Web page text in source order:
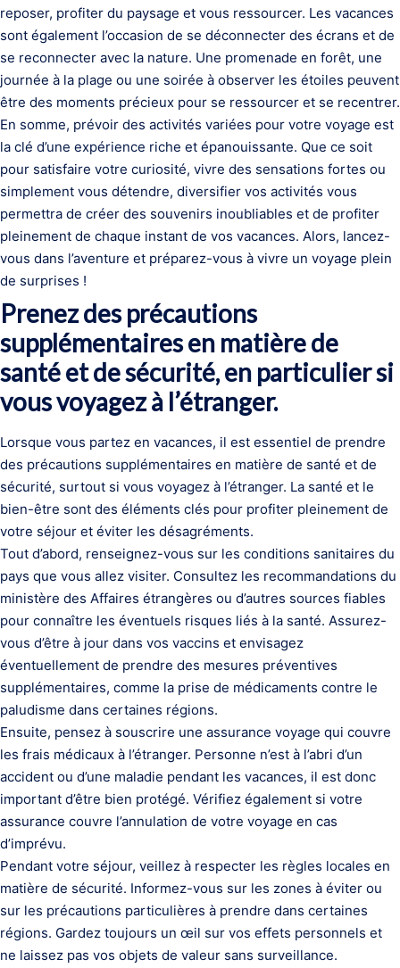
reposer, profiter du paysage et vous ressourcer. Les vacances
sont également l’occasion de se déconnecter des écrans et de
se reconnecter avec la nature. Une promenade en forêt, une
journée à la plage ou une soirée à observer les étoiles peuvent
être des moments précieux pour se ressourcer et se recentrer.
En somme, prévoir des activités variées pour votre voyage est
la clé d’une expérience riche et épanouissante. Que ce soit
pour satisfaire votre curiosité, vivre des sensations fortes ou
simplement vous détendre, diversifier vos activités vous
permettra de créer des souvenirs inoubliables et de profiter
pleinement de chaque instant de vos vacances. Alors, lancez-
vous dans l’aventure et préparez-vous à vivre un voyage plein
de surprises !
Prenez des précautions
supplémentaires en matière de
santé et de sécurité, en particulier si
vous voyagez à l’étranger.
Lorsque vous partez en vacances, il est essentiel de prendre
des précautions supplémentaires en matière de santé et de
sécurité, surtout si vous voyagez à l’étranger. La santé et le
bien-être sont des éléments clés pour profiter pleinement de
votre séjour et éviter les désagréments.
Tout d’abord, renseignez-vous sur les conditions sanitaires du
pays que vous allez visiter. Consultez les recommandations du
ministère des Affaires étrangères ou d’autres sources fiables
pour connaître les éventuels risques liés à la santé. Assurez-
vous d’être à jour dans vos vaccins et envisagez
éventuellement de prendre des mesures préventives
supplémentaires, comme la prise de médicaments contre le
paludisme dans certaines régions.
Ensuite, pensez à souscrire une assurance voyage qui couvre
les frais médicaux à l’étranger. Personne n’est à l’abri d’un
accident ou d’une maladie pendant les vacances, il est donc
important d’être bien protégé. Vérifiez également si votre
assurance couvre l’annulation de votre voyage en cas
d’imprévu.
Pendant votre séjour, veillez à respecter les règles locales en
matière de sécurité. Informez-vous sur les zones à éviter ou
sur les précautions particulières à prendre dans certaines
régions. Gardez toujours un œil sur vos effets personnels et
ne laissez pas vos objets de valeur sans surveillance.